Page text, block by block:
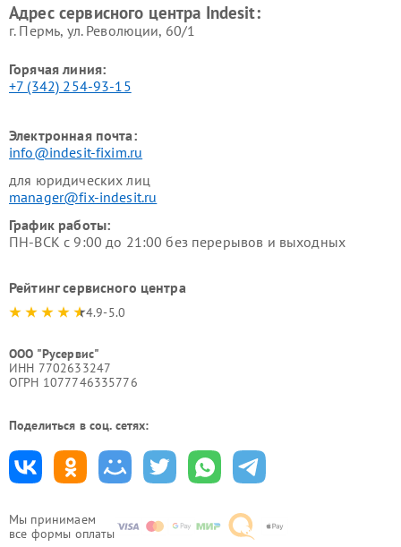
Мы принимаем
все формы оплаты
Адрес сервисного центра Indesit:
г. Пермь, ул. ​Революции, 60/1
Горячая линия:
+7 (342) 254-93-15
Электронная почта:
info@indesit-fixim.ru
для юридических лиц
manager@fix-indesit.ru
График работы:
ПН-ВСК с 9:00 до 21:00 без перерывов и выходных
Рейтинг сервисного центра
4.9-5.0
ООО "Русервис"
ИНН 7702633247
ОГРН 1077746335776
Поделиться в соц. сетях: